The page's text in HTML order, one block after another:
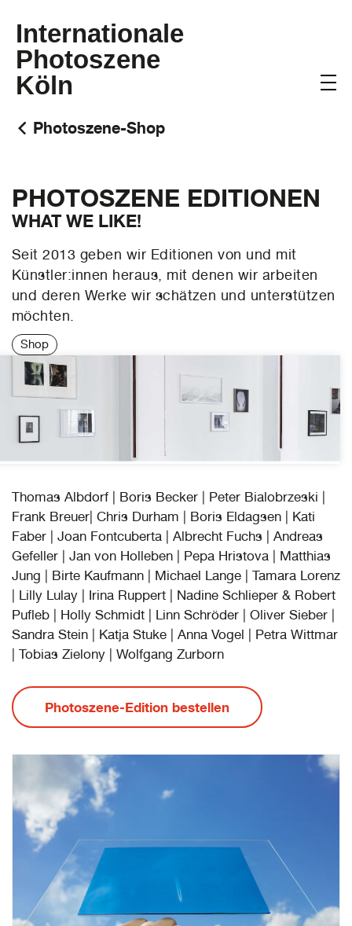
Internationale
Photoszene
Köln
Photoszene-Shop
PHOTOSZENE EDITIONEN
WHAT WE LIKE!
Seit 2013 geben wir Editionen von und mit
Künstler:innen heraus, mit denen wir arbeiten
und deren Werke wir schätzen und unterstützen
möchten.
Shop
Thomas Albdorf | Boris Becker | Peter Bialobrzeski |
Frank Breuer| Chris Durham | Boris Eldagsen | Kati
Faber | Joan Fontcuberta | Albrecht Fuchs | Andreas
Gefeller | Jan von Holleben | Pepa Hristova | Matthias
Jung | Birte Kaufmann | Michael Lange | Tamara Lorenz
| Lilly Lulay | Irina Ruppert | Nadine Schlieper & Robert
Pufleb | Holly Schmidt | Linn Schröder | Oliver Sieber |
Sandra Stein | Katja Stuke | Anna Vogel | Petra Wittmar
| Tobias Zielony | Wolfgang Zurborn
Photoszene-Edition bestellen